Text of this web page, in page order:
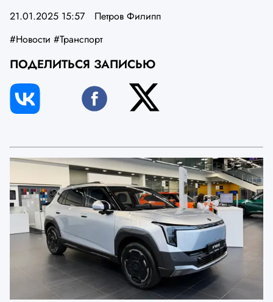
21.01.2025 15:57
Петров Филипп
#Новости #Транспорт
ПОДЕЛИТЬСЯ ЗАПИСЬЮ